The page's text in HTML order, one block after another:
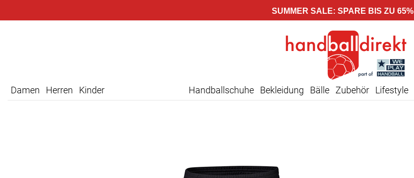
SUMMER SALE: SPARE BIS ZU 65%
Damen Herren Kinder Handballschuhe Bekleidung Bälle Zubehör Lifestyle